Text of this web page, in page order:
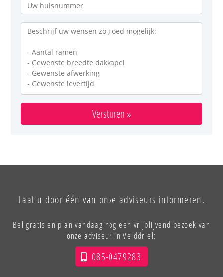
Versturen »
Laat u door één van onze adviseurs informeren.
Bel gratis en plan vandaag nog een vrijblijvend bezoek van
onze adviseur in Velddriel:
085-0479283